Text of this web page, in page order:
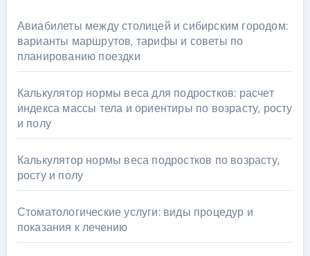
Авиабилеты между столицей и сибирским городом:
варианты маршрутов, тарифы и советы по
планированию поездки
Калькулятор нормы веса для подростков: расчет
индекса массы тела и ориентиры по возрасту, росту
и полу
Калькулятор нормы веса подростков по возрасту,
росту и полу
Стоматологические услуги: виды процедур и
показания к лечению